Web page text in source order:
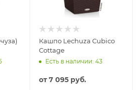
Кашпо Lechuza Cubico
Cottage
Есть в наличии: 43
от7 095 руб.